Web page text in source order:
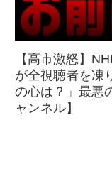
【高市激怒】
が全視聴者を凍
の心は？」最悪
ャンネル】